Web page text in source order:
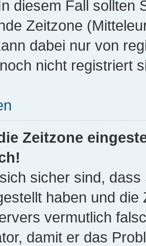
diesem Fall sollten
Zeitzone
dabei nur von
nicht registriert
Zeitzone
sicher sind,
haben und
vermutlich
damit er das